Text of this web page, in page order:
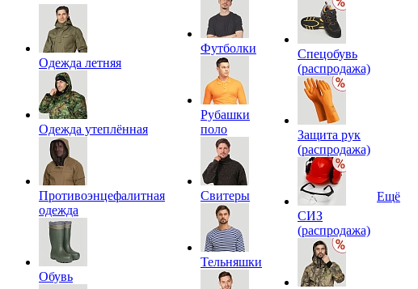
Одежда летняя
Одежда утеплённая
Противоэнцефалитная
одежда
Обувь
Футболки
Рубашки
поло
Свитеры
Тельняшки
Спецобувь
(распродажа)
Защита рук
(распродажа)
СИЗ
(распродажа)
Ещё